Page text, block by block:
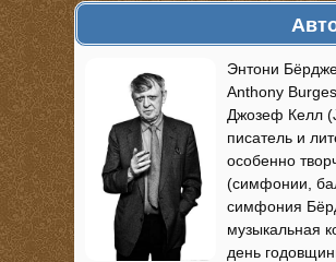
Энтони
Anthony
Джозеф Келл
писатель и
особенно
(симфонии,
симфония
музыкальная
день